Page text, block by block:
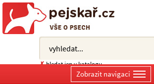
✗hledat jen v katalogu
Zobrazit navigaci